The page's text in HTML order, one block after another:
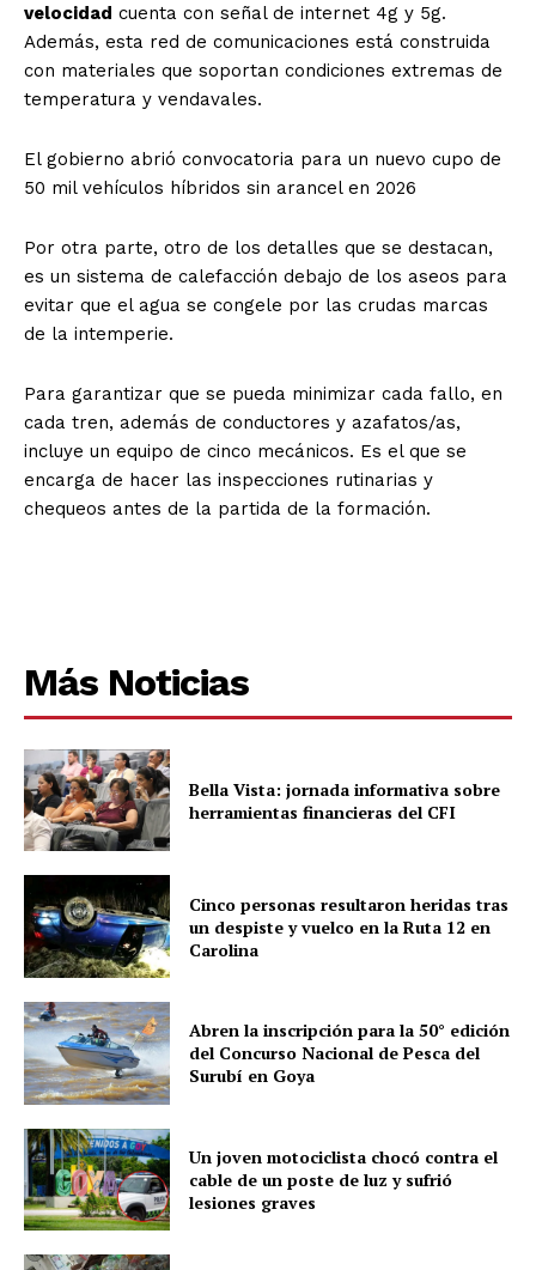
velocidad cuenta con señal de internet 4g y 5g.
Además, esta red de comunicaciones está construida
con materiales que soportan condiciones extremas de
temperatura y vendavales.
El gobierno abrió convocatoria para un nuevo cupo de
50 mil vehículos híbridos sin arancel en 2026
Por otra parte, otro de los detalles que se destacan,
es un sistema de calefacción debajo de los aseos para
evitar que el agua se congele por las crudas marcas
de la intemperie.
Para garantizar que se pueda minimizar cada fallo, en
cada tren, además de conductores y azafatos/as,
incluye un equipo de cinco mecánicos. Es el que se
encarga de hacer las inspecciones rutinarias y
chequeos antes de la partida de la formación.
Más Noticias
Bella Vista: jornada informativa sobre
herramientas financieras del CFI
Cinco personas resultaron heridas tras
un despiste y vuelco en la Ruta 12 en
Carolina
Abren la inscripción para la 50° edición
del Concurso Nacional de Pesca del
Surubí en Goya
Un joven motociclista chocó contra el
cable de un poste de luz y sufrió
lesiones graves